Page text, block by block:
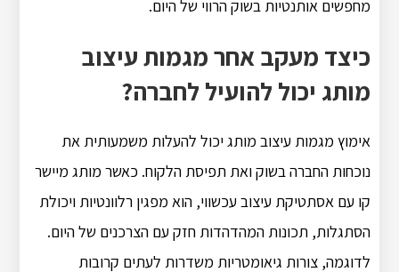
מחפשים אותנטיות בשוק הרווי של היום.
כיצד מעקב אחר מגמות עיצוב
מותג יכול להועיל לחברה?
אימוץ מגמות עיצוב מותג יכול להעלות משמעותית את
נוכחות החברה בשוק ואת תפיסת הלקוח. כאשר מותג מיישר
קו עם אסתטיקת עיצוב עכשווי, הוא מפגין רלוונטיות ויכולת
הסתגלות, תכונות המהדהדות חזק עם הצרכנים של היום.
לדוגמה, צורות גיאומטריות משדרות לעתים קרובות